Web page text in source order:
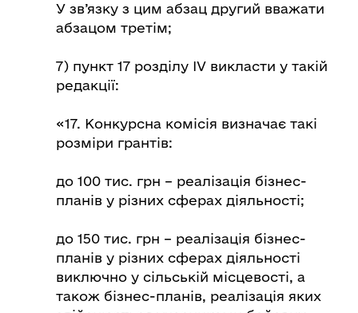
У зв’язку з цим абзац другий вважати
абзацом третім;
7) пункт 17 розділу ІV викласти у такій
редакції:
«17. Конкурсна комісія визначає такі
розміри грантів:
до 100 тис. грн – реалізація бізнес-
планів у різних сферах діяльності;
до 150 тис. грн – реалізація бізнес-
планів у різних сферах діяльності
виключно у сільській місцевості, а
також бізнес-планів, реалізація яких